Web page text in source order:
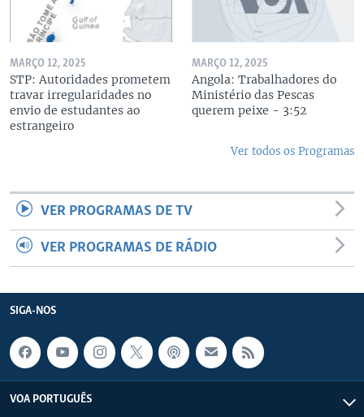
MARÇO 12, 2025
STP: Autoridades prometem
travar irregularidades no
envio de estudantes ao
estrangeiro
MARÇO 12, 2025
Angola: Trabalhadores do
Ministério das Pescas
querem peixe - 3:52
Ver todos os Programas
VER PROGRAMAS DE TV
VER PROGRAMAS DE RÁDIO
SIGA-NOS
VOA PORTUGUÊS